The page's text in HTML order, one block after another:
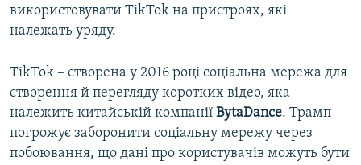
використовувати TikTok на пристроях, які
належать уряду.
TikTok – створена у 2016 році соціальна мережа для
створення й перегляду коротких відео, яка
належить китайській компанії BytaDance. Трамп
погрожує заборонити соціальну мережу через
побоювання, що дані про користувачів можуть бути